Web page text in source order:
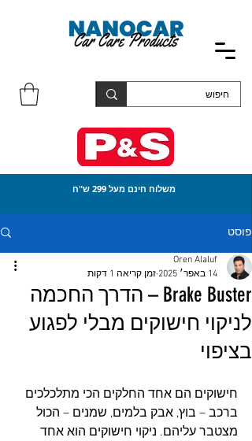
משלוח חינם מעל 299 ש"ח
פוסט
Brake Buster – הדרך החכמה
לניקוי חישוקים מבלי לפגוע
בציפוי
Oren Alaluf
14 באפר׳ 2025
זמן קריאה 1 דקות
חישוקים הם אחד החלקים הכי מתלכלכים
ברכב – בוץ, אבק בלמים, שמנים – הכול
מצטבר עליהם. ניקוי חישוקים הוא אחד